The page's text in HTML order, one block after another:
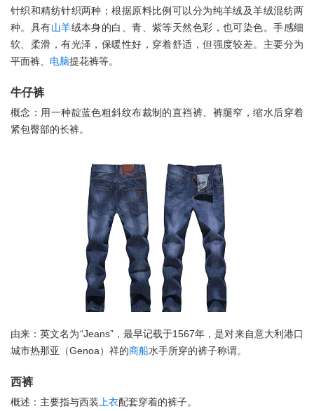
针织和精纺针织两种；根据原料比例可以分为纯羊绒及羊绒混纺两
种。具有山羊绒本身的白、青、紫等天然色彩，也可染色。手感细
软、柔滑，有光泽，保暖性好，穿着舒适，但强度较差。主要分为
平面裤、 电脑提花裤等。
牛仔裤
概念：用一种靛蓝色粗斜纹布裁制的直裆裤、裤腿窄，缩水后穿着
紧包臀部的长裤。
由来：英文名为“Jeans”，最早记载于1567年，是对来自意大利港口
城市热那亚（Genoa）祥的商船水手所穿的裤子称谓。
西裤
概述：主要指与西装 上衣配套穿着的裤子。